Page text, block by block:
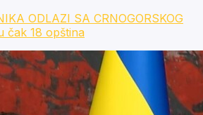
ODLAZI SA CRNOGORSKOG
čak 18 opština